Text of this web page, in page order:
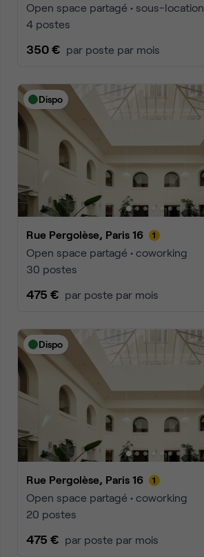
Open space partagé • sous-location
4 postes
350 € par poste par mois
Dispo
Rue Pergolèse, Paris 16
Open space partagé • coworking
30 postes
475 € par poste par mois
Dispo
Rue Pergolèse, Paris 16
Open space partagé • coworking
20 postes
475 € par poste par mois